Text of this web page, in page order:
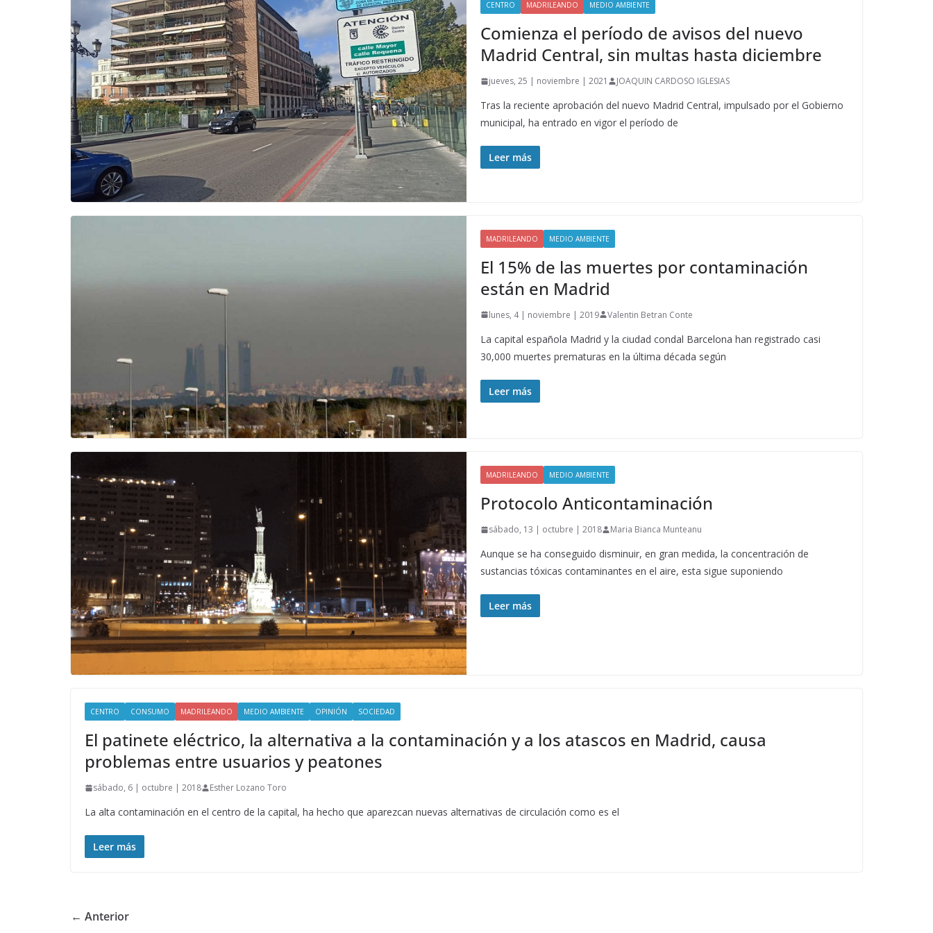
CENTRO MADRILEANDO MEDIO AMBIENTE
Comienza el período de avisos del nuevo
Madrid Central, sin multas hasta diciembre
jueves, 25 | noviembre | 2021 JOAQUIN CARDOSO IGLESIAS
Tras la reciente aprobación del nuevo Madrid Central, impulsado por el Gobierno
municipal, ha entrado en vigor el período de
Leer más
MADRILEANDO MEDIO AMBIENTE
El 15% de las muertes por contaminación
están en Madrid
lunes, 4 | noviembre | 2019 Valentin Betran Conte
La capital española Madrid y la ciudad condal Barcelona han registrado casi
30,000 muertes prematuras en la última década según
Leer más
MADRILEANDO MEDIO AMBIENTE
Protocolo Anticontaminación
sábado, 13 | octubre | 2018 Maria Bianca Munteanu
Aunque se ha conseguido disminuir, en gran medida, la concentración de
sustancias tóxicas contaminantes en el aire, esta sigue suponiendo
Leer más
CENTRO CONSUMO MADRILEANDO MEDIO AMBIENTE OPINIÓN SOCIEDAD
El patinete eléctrico, la alternativa a la contaminación y a los atascos en Madrid, causa
problemas entre usuarios y peatones
sábado, 6 | octubre | 2018 Esther Lozano Toro
La alta contaminación en el centro de la capital, ha hecho que aparezcan nuevas alternativas de circulación como es el
Leer más
← Anterior